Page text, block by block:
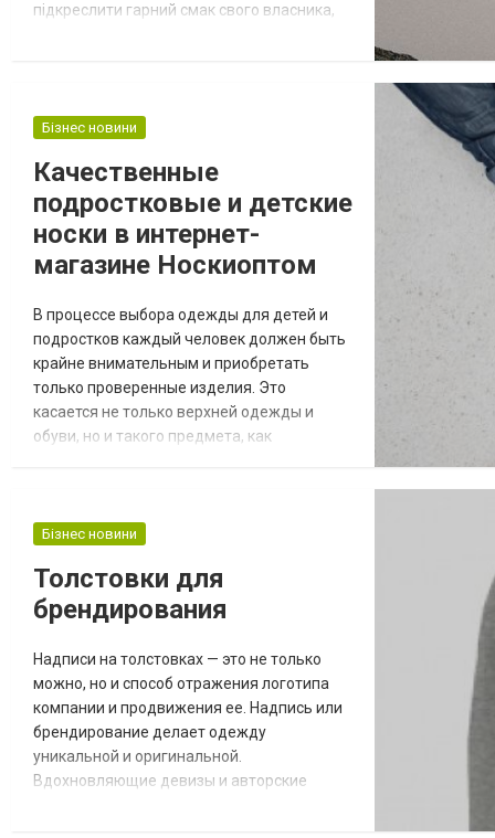
підкреслити гарний смак свого власника,
тривалого ходіння. Ви теж бажаєте знайти
чудовим асор...
Бізнес новини
Качественные
подростковые и детские
носки в интернет-
магазине Носкиоптом
В процессе выбора одежды для детей и
подростков каждый человек должен быть
крайне внимательным и приобретать
только проверенные изделия. Это
касается не только верхней одежды и
обуви, но и такого предмета, как
чувствовал себя максимально комфортно
имеет возможность подобрать различные
носочки для деток и подростков о...
Бізнес новини
Толстовки для
брендирования
Надписи на толстовках — это не только
можно, но и способ отражения логотипа
компании и продвижения ее. Надпись или
брендирование делает одежду
уникальной и оригинальной.
Вдохновляющие девизы и авторские